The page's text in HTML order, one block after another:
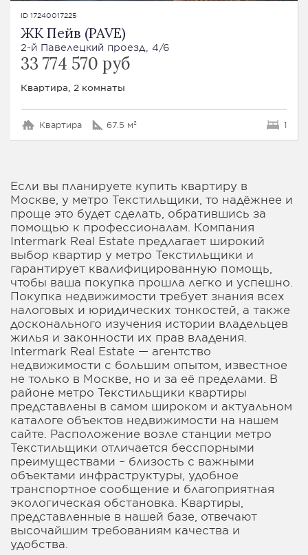
ID 17240017225
ЖК Пейв (PAVE)
2-й Павелецкий проезд, 4/6
33 774 570 руб
Квартира, 2 комнаты
Квартира 67.5 м² 1
Если вы планируете купить квартиру в
Москве, у метро Текстильщики, то надёжнее и
проще это будет сделать, обратившись за
помощью к профессионалам. Компания
Intermark Real Estate предлагает широкий
выбор квартир у метро Текстильщики и
гарантирует квалифицированную помощь,
чтобы ваша покупка прошла легко и успешно.
Покупка недвижимости требует знания всех
налоговых и юридических тонкостей, а также
досконального изучения истории владельцев
жилья и законности их прав владения.
Intermark Real Estate — агентство
недвижимости с большим опытом, известное
не только в Москве, но и за её пределами. В
районе метро Текстильщики квартиры
представлены в самом широком и актуальном
каталоге объектов недвижимости на нашем
сайте. Расположение возле станции метро
Текстильщики отличается бесспорными
преимуществами – близость с важными
объектами инфраструктуры, удобное
транспортное сообщение и благоприятная
экологическая обстановка. Квартиры,
представленные в нашей базе, отвечают
высочайшим требованиям качества и
удобства.